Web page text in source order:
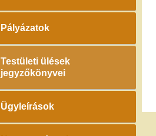
Pályázatok
Testületi ülések
jegyzőkönyvei
Ügyleírások